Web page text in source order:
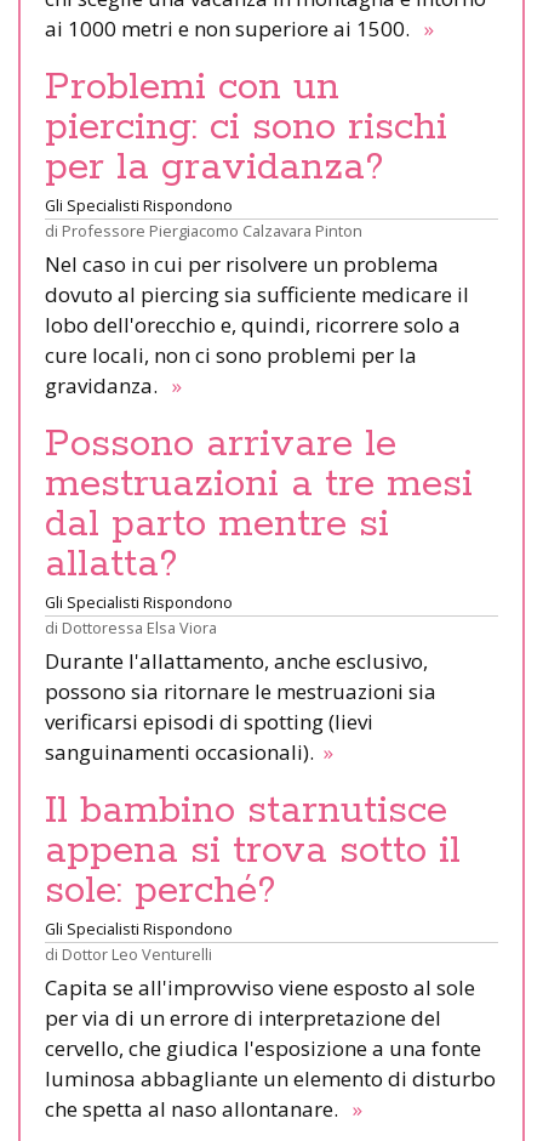
ai 1000 metri e non superiore ai 1500. »
Problemi con un
piercing: ci sono rischi
per la gravidanza?
Gli Specialisti Rispondono
di Professore Piergiacomo Calzavara Pinton
Nel caso in cui per risolvere un problema
dovuto al piercing sia sufficiente medicare il
lobo dell'orecchio e, quindi, ricorrere solo a
cure locali, non ci sono problemi per la
gravidanza. »
Possono arrivare le
mestruazioni a tre mesi
dal parto mentre si
allatta?
Gli Specialisti Rispondono
di Dottoressa Elsa Viora
Durante l'allattamento, anche esclusivo,
possono sia ritornare le mestruazioni sia
verificarsi episodi di spotting (lievi
sanguinamenti occasionali). »
Il bambino starnutisce
appena si trova sotto il
sole: perché?
Gli Specialisti Rispondono
di Dottor Leo Venturelli
Capita se all'improvviso viene esposto al sole
per via di un errore di interpretazione del
cervello, che giudica l'esposizione a una fonte
luminosa abbagliante un elemento di disturbo
che spetta al naso allontanare. »